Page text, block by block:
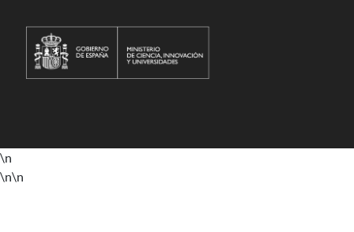
\n
\n\n